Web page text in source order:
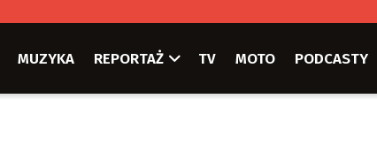
MUZYKA REPORTAŻ TV MOTO PODCASTY